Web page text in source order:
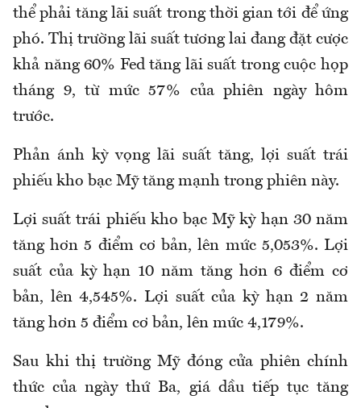
thể phải tăng lãi suất trong thời gian tới để ứng
phó. Thị trường lãi suất tương lai đang đặt cược
khả năng 60% Fed tăng lãi suất trong cuộc họp
tháng 9, từ mức 57% của phiên ngày hôm
trước.
Phản ánh kỳ vọng lãi suất tăng, lợi suất trái
phiếu kho bạc Mỹ tăng mạnh trong phiên này.
Lợi suất trái phiếu kho bạc Mỹ kỳ hạn 30 năm
tăng hơn 5 điểm cơ bản, lên mức 5,053%. Lợi
suất của kỳ hạn 10 năm tăng hơn 6 điểm cơ
bản, lên 4,545%. Lợi suất của kỳ hạn 2 năm
tăng hơn 5 điểm cơ bản, lên mức 4,179%.
Sau khi thị trường Mỹ đóng cửa phiên chính
thức của ngày thứ Ba, giá dầu tiếp tục tăng